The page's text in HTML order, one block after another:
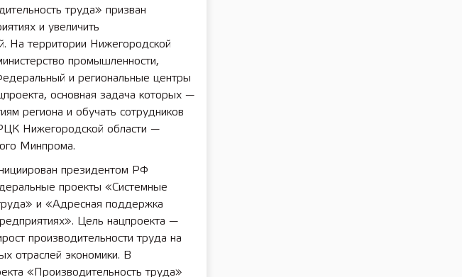
труда» призван
и увеличить
На территории Нижегородской
промышленности,
и региональные центры
основная задача которых —
региона и обучать сотрудников
Нижегородской области —
Минпрома.
президентом РФ
проекты «Системные
и «Адресная поддержка
Цель нацпроекта —
производительности труда на
отраслей экономики. В
«Производительность труда»